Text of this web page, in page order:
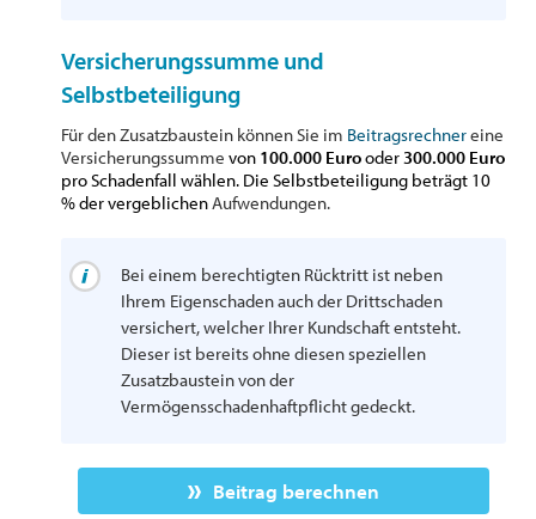
Versicherungssumme und
Selbstbeteiligung
Für den Zusatzbaustein können Sie im Beitragsrechnereine
Versicherungssummevon 100.000 Eurooder300.000 Euro
pro Schadenfall wählen. Die Selbstbeteiligung beträgt 10
% der vergeblichenAufwendungen.
Bei einem berechtigten Rücktritt ist neben
Ihrem Eigenschaden auch der Drittschaden
versichert, welcher Ihrer Kundschaft entsteht.
Dieser ist bereits ohne diesen speziellen
Zusatzbaustein von der
Vermögensschadenhaftpflicht gedeckt.
Beitrag berechnen